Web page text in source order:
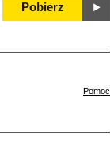
Pobierz
Pomoc